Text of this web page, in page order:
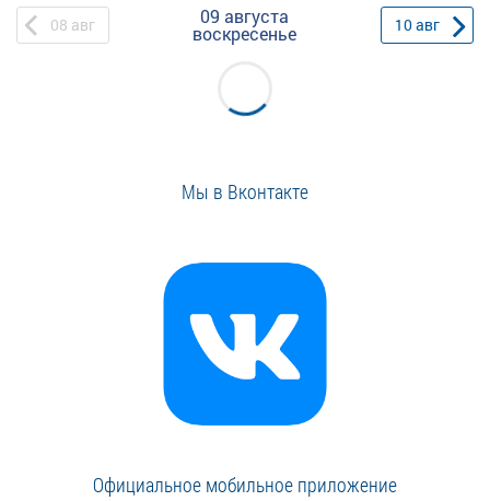
08 авг 09 августа
воскресенье 10авг
Мы в Вконтакте
Официальное мобильное приложение